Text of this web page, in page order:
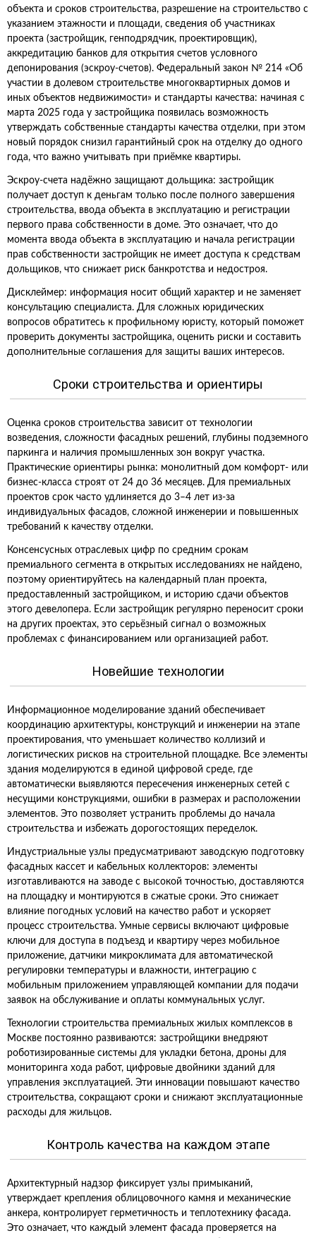
объекта и сроков строительства, разрешение на строительство с
указанием этажности и площади, сведения об участниках
проекта (застройщик, генподрядчик, проектировщик),
аккредитацию банков для открытия счетов условного
депонирования (эскроу-счетов). Федеральный закон № 214 «Об
участии в долевом строительстве многоквартирных домов и
иных объектов недвижимости» и стандарты качества: начиная с
марта 2025 года у застройщика появилась возможность
утверждать собственные стандарты качества отделки, при этом
новый порядок снизил гарантийный срок на отделку до одного
года, что важно учитывать при приёмке квартиры.
Эскроу-счета надёжно защищают дольщика: застройщик
получает доступ к деньгам только после полного завершения
строительства, ввода объекта в эксплуатацию и регистрации
первого права собственности в доме. Это означает, что до
момента ввода объекта в эксплуатацию и начала регистрации
прав собственности застройщик не имеет доступа к средствам
дольщиков, что снижает риск банкротства и недостроя.
Дисклеймер: информация носит общий характер и не заменяет
консультацию специалиста. Для сложных юридических
вопросов обратитесь к профильному юристу, который поможет
проверить документы застройщика, оценить риски и составить
дополнительные соглашения для защиты ваших интересов.
Сроки строительства и ориентиры
Оценка сроков строительства зависит от технологии
возведения, сложности фасадных решений, глубины подземного
паркинга и наличия промышленных зон вокруг участка.
Практические ориентиры рынка: монолитный дом комфорт- или
бизнес-класса строят от 24 до 36 месяцев. Для премиальных
проектов срок часто удлиняется до 3–4 лет из‑за
индивидуальных фасадов, сложной инженерии и повышенных
требований к качеству отделки.
Консенсусных отраслевых цифр по средним срокам
премиального сегмента в открытых исследованиях не найдено,
поэтому ориентируйтесь на календарный план проекта,
предоставленный застройщиком, и историю сдачи объектов
этого девелопера. Если застройщик регулярно переносит сроки
на других проектах, это серьёзный сигнал о возможных
проблемах с финансированием или организацией работ.
Новейшие технологии
Информационное моделирование зданий обеспечивает
координацию архитектуры, конструкций и инженерии на этапе
проектирования, что уменьшает количество коллизий и
логистических рисков на строительной площадке. Все элементы
здания моделируются в единой цифровой среде, где
автоматически выявляются пересечения инженерных сетей с
несущими конструкциями, ошибки в размерах и расположении
элементов. Это позволяет устранить проблемы до начала
строительства и избежать дорогостоящих переделок.
Индустриальные узлы предусматривают заводскую подготовку
фасадных кассет и кабельных коллекторов: элементы
изготавливаются на заводе с высокой точностью, доставляются
на площадку и монтируются в сжатые сроки. Это снижает
влияние погодных условий на качество работ и ускоряет
процесс строительства. Умные сервисы включают цифровые
ключи для доступа в подъезд и квартиру через мобильное
приложение, датчики микроклимата для автоматической
регулировки температуры и влажности, интеграцию с
мобильным приложением управляющей компании для подачи
заявок на обслуживание и оплаты коммунальных услуг.
Технологии строительства премиальных жилых комплексов в
Москве постоянно развиваются: застройщики внедряют
роботизированные системы для укладки бетона, дроны для
мониторинга хода работ, цифровые двойники зданий для
управления эксплуатацией. Эти инновации повышают качество
строительства, сокращают сроки и снижают эксплуатационные
расходы для жильцов.
Контроль качества на каждом этапе
Архитектурный надзор фиксирует узлы примыканий,
утверждает крепления облицовочного камня и механические
анкера, контролирует герметичность и теплотехнику фасада.
Это означает, что каждый элемент фасада проверяется на